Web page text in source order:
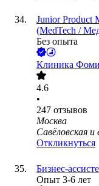
Junior Product
(MedTech /
Без опыта
Клиника
4.6
•
247 отзывов
Москва
Савёловская и
Откликнуться
Бизнес-
Опыт 3-6 лет